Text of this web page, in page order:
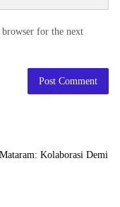
for the next
Kolaborasi Demi